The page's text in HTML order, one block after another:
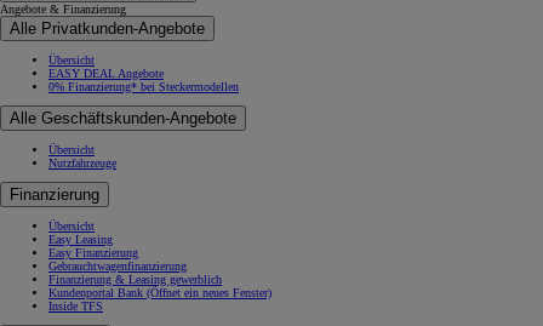
Angebote & Finanzierung
Alle Privatkunden-Angebote
Übersicht
EASY DEAL Angebote
0% Finanzierung* bei Steckermodellen
Alle Geschäftskunden-Angebote
Übersicht
Nutzfahrzeuge
Finanzierung
Übersicht
Easy Leasing
Easy Finanzierung
Gebrauchtwagenfinanzierung
Finanzierung & Leasing gewerblich
Kundenportal Bank (Öffnet ein neues Fenster)
Inside TFS